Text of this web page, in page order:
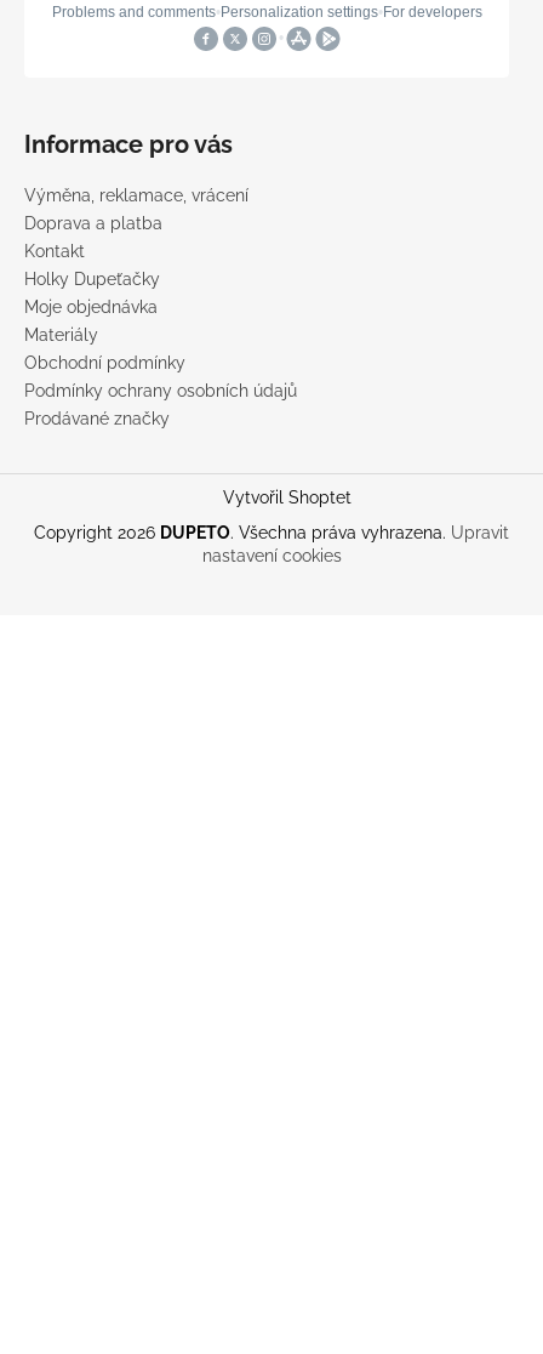
Informace pro vás
Výměna, reklamace, vrácení
Doprava a platba
Kontakt
Holky Dupeťačky
Moje objednávka
Materiály
Obchodní podmínky
Podmínky ochrany osobních údajů
Prodávané značky
Vytvořil Shoptet
Copyright 2026 DUPETO. Všechna práva vyhrazena. Upravit
nastavení cookies